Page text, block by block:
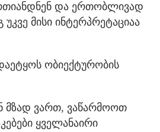
და ერთობლივად
მისი ინტერპრეტაციაა
ობიექტურობის
მზად ვართ, ვაწარმოოთ
ყველანაირი